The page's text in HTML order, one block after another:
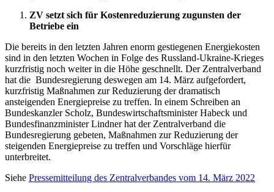
ZV setzt sich für Kostenreduzierung zugunsten der
Betriebe ein
Die bereits in den letzten Jahren enorm gestiegenen Energiekosten
sind in den letzten Wochen in Folge des Russland-Ukraine-Krieges
kurzfristig noch weiter in die Höhe geschnellt. Der Zentralverband
hat die Bundesregierung deswegen am 14. März aufgefordert,
kurzfristig Maßnahmen zur Reduzierung der dramatisch
ansteigenden Energiepreise zu treffen. In einem Schreiben an
Bundeskanzler Scholz, Bundeswirtschaftsminister Habeck und
Bundesfinanzminister Lindner hat der Zentralverband die
Bundesregierung gebeten, Maßnahmen zur Reduzierung der
steigenden Energiepreise zu treffen und Vorschläge hierfür
unterbreitet.
Siehe Pressemitteilung des Zentralverbandes vom 14. März 2022